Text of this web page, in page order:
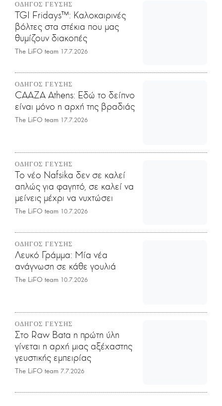
ΟΔΗΓΟΣ ΓΕΥΣΗΣ
TGI Fridays™: Kαλοκαιρινές
βόλτες στα στέκια που μας
θυμίζουν διακοπές
The LiFO team 17.7.2026
ΟΔΗΓΟΣ ΓΕΥΣΗΣ
CAAZA Athens: Εδώ το δείπνο
είναι μόνο η αρχή της βραδιάς
The LiFO team 17.7.2026
ΟΔΗΓΟΣ ΓΕΥΣΗΣ
Το νέο Nafsika δεν σε καλεί
απλώς για φαγητό, σε καλεί να
μείνεις μέχρι να νυχτώσει
The LiFO team 10.7.2026
ΟΔΗΓΟΣ ΓΕΥΣΗΣ
Λευκό Γράμμα: Μία νέα
ανάγνωση σε κάθε γουλιά
The LiFO team 10.7.2026
ΟΔΗΓΟΣ ΓΕΥΣΗΣ
Στο Raw Bata η πρώτη ύλη
γίνεται η αρχή μιας αξέχαστης
γευστικής εμπειρίας
The LiFO team 7.7.2026